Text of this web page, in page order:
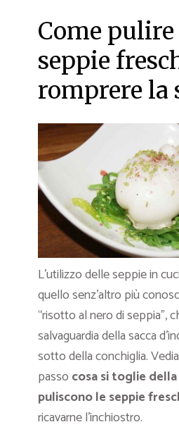
Come pulire
seppie
romprere la
L’utilizzo delle seppie in
quello senz’altro più
“risotto al nero di seppia”,
salvaguardia della sacca
sotto della conchiglia.
passo cosa si toglie
puliscono le seppie
ricavarne l’inchiostro.